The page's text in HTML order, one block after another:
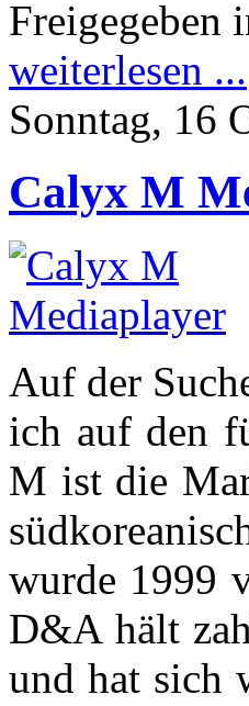
Freigegeben
weiterlesen ...
Sonntag, 16
Calyx M
Auf der
ich auf den
M ist die
wurde 1999
D&A hält
und hat sich